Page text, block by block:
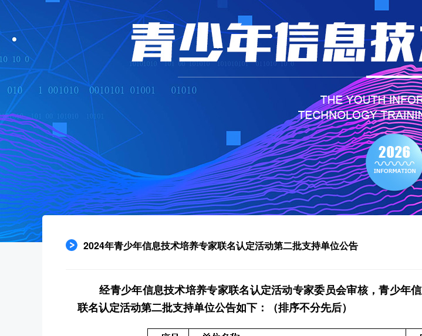
2024年青少年信息技术培养专家联名认定活动第二批支持单位公告
经青少年信息技术培养专家联名认定活动专家委员会审核，青少年
联名认定活动第二批支持单位公告如下：（排序不分先后）